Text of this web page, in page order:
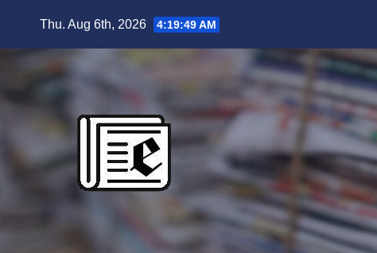
Thu. Aug 6th, 2026 4:19:50 AM